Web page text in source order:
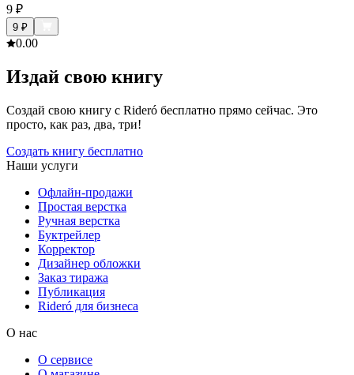
9 ₽
9 ₽
0.00
Издай свою книгу
Создай свою книгу с Rideró бесплатно прямо сейчас. Это
просто, как раз, два, три!
Создать книгу бесплатно
Наши услуги
Офлайн-продажи
Простая верстка
Ручная верстка
Буктрейлер
Корректор
Дизайнер обложки
Заказ тиража
Публикация
Rideró для бизнеса
О нас
О сервисе